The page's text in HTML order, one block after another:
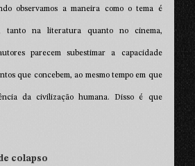
observamos a maneira como o tema é
tanto na literatura quanto no cinema,
parecem subestimar a capacidade
que concebem, ao mesmo tempo em que
da civilização humana. Disso é que
colapso